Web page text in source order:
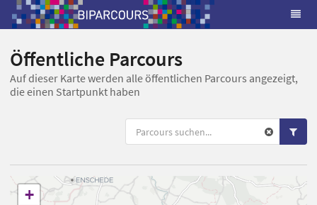
Öffentliche Parcours
Auf dieser Karte werden alle öffentlichen Parcours angezeigt,
die einen Startpunkt haben
+